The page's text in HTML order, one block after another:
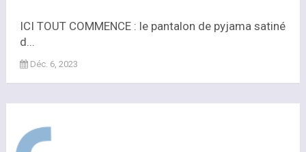
ICI TOUT COMMENCE : le pantalon de pyjama satiné
d...
Déc. 6, 2023